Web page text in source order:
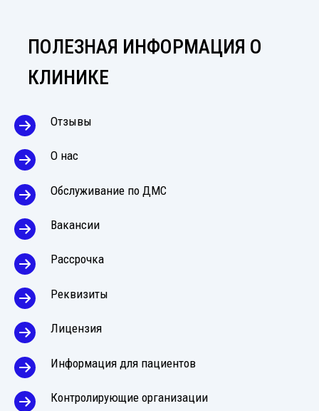
ПОЛЕЗНАЯ ИНФОРМАЦИЯ О
КЛИНИКЕ
Отзывы
О нас
Обслуживание по ДМС
Вакансии
Рассрочка
Реквизиты
Лицензия
Информация для пациентов
Контролирующие организации